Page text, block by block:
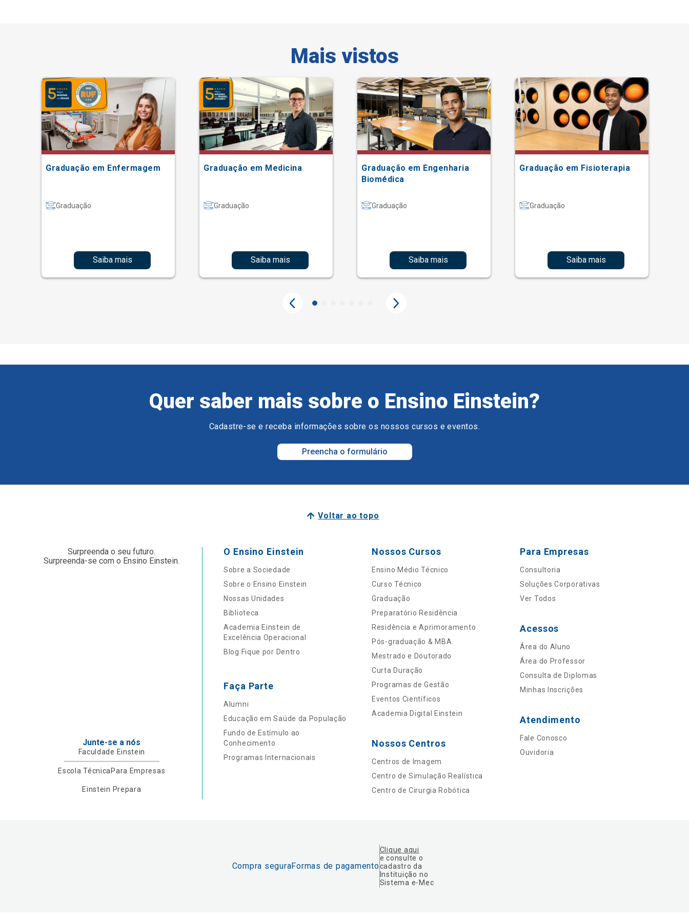
Mais vistos
Graduação em Enfermagem
Graduação
Saiba mais
Graduação em Medicina
Graduação
Saiba mais
Graduação em Engenharia
Biomédica
Graduação
Saiba mais
Graduação em Fisioterapia
Graduação
Saiba mais
Quer saber mais sobre o Ensino Einstein?
Cadastre-se e receba informações sobre os nossos cursos e eventos.
Preencha o formulário
Voltar ao topo
Surpreenda o seu futuro.
Surpreenda-se com o Ensino Einstein.
Junte-se a nós
Faculdade Einstein
Escola Técnica Para Empresas
Einstein Prepara
O Ensino Einstein
Sobre a Sociedade
Sobre o Ensino Einstein
Nossas Unidades
Biblioteca
Academia Einstein de
Excelência Operacional
Blog Fique por Dentro
Faça Parte
Alumni
Educação em Saúde da População
Fundo de Estímulo ao
Conhecimento
Programas Internacionais
Nossos Cursos
Ensino Médio Técnico
Curso Técnico
Graduação
Preparatório Residência
Residência e Aprimoramento
Pós-graduação & MBA
Mestrado e Doutorado
Curta Duração
Programas de Gestão
Eventos Científicos
Academia Digital Einstein
Nossos Centros
Centros de Imagem
Centro de Simulação Realística
Centro de Cirurgia Robótica
Para Empresas
Consultoria
Soluções Corporativas
Ver Todos
Acessos
Área do Aluno
Área do Professor
Consulta de Diplomas
Minhas Inscrições
Atendimento
Fale Conosco
Ouvidoria
Compra seguraFormas de pagamento
Clique aqui
e consulte o
cadastro da
Instituição no
Sistema e-Mec